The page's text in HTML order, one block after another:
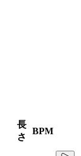
長
さ
BPM